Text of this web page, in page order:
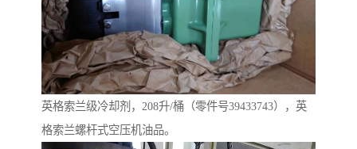
英格索兰级冷却剂，208升/桶（零件号39433743），英
格索兰螺杆式空压机油品。